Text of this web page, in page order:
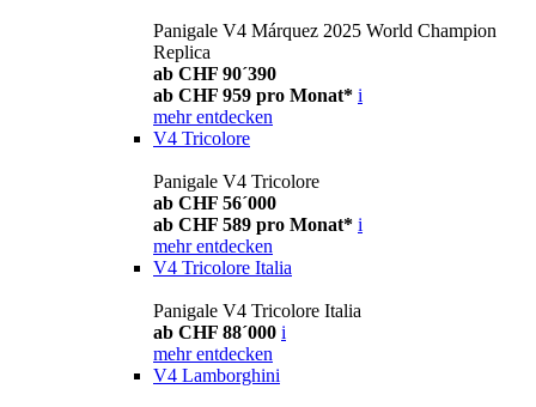
Panigale V4 Márquez 2025 World Champion
Replica
ab CHF 90´390
ab CHF 959 pro Monat* i
mehr entdecken
V4 Tricolore
Panigale V4 Tricolore
ab CHF 56´000
ab CHF 589 pro Monat* i
mehr entdecken
V4 Tricolore Italia
Panigale V4 Tricolore Italia
ab CHF 88´000 i
mehr entdecken
V4 Lamborghini